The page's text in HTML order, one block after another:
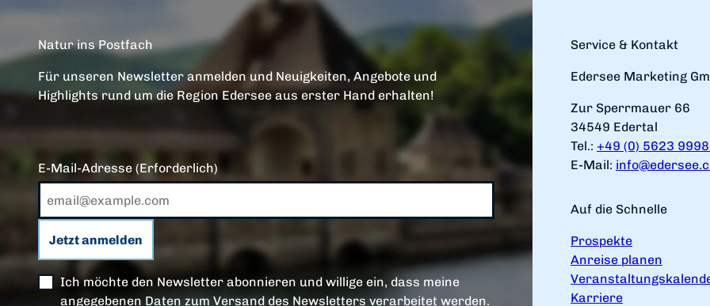
Natur ins Postfach
Für unseren Newsletter anmelden und Neuigkeiten, Angebote und
Highlights rund um die Region Edersee aus erster Hand erhalten!
E-Mail-Adresse (Erforderlich)
Jetzt anmelden
Ich möchte den Newsletter abonnieren und willige ein, dass meine
angegebenen Daten zum Versand des Newsletters verarbeitet werden.
Service & Kontakt
Edersee Marketing
Zur Sperrmauer 66
34549 Edertal
Tel.: +49 (0) 5623
E-Mail:
Auf die Schnelle
Prospekte
Anreise planen
Karriere